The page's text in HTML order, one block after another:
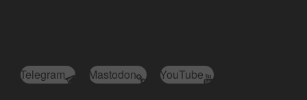
Telegram Mastodon YouTube